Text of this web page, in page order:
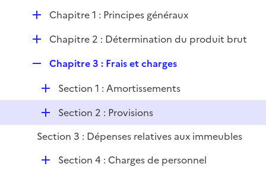
l
i
e
p
l
i
e
D
e
r
Chapitre 1 : Principes généraux
D
p
l
i
e
r
Chapitre 2 : Détermination du produit brut
p
l
i
e
Chapitre 3 : Frais et charges
D
é
l
i
Section 1 : Amortissements
D
é
p
Section 2 : Provisions
Section 3 : Dépenses relatives aux immeubles
DSection 4 : Charges de personnel